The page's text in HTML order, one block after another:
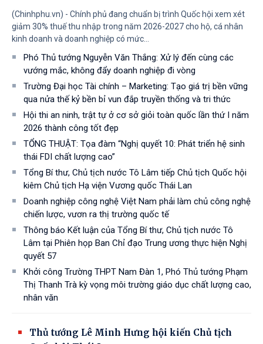
(Chinhphu.vn) - Chính phủ đang chuẩn bị trình Quốc hội xem xét
giảm 30% thuế thu nhập trong năm 2026-2027 cho hộ, cá nhân
kinh doanh và doanh nghiệp có mức...
Phó Thủ tướng Nguyễn Văn Thắng: Xử lý đến cùng các
vướng mắc, không đẩy doanh nghiệp đi vòng
Trường Đại học Tài chính – Marketing: Tạo giá trị bền vững
qua nửa thế kỷ bền bỉ vun đắp truyền thống và tri thức
Hội thi an ninh, trật tự ở cơ sở giỏi toàn quốc lần thứ I năm
2026 thành công tốt đẹp
TỔNG THUẬT: Tọa đàm “Nghị quyết 10: Phát triển hệ sinh
thái FDI chất lượng cao”
Tổng Bí thư, Chủ tịch nước Tô Lâm tiếp Chủ tịch Quốc hội
kiêm Chủ tịch Hạ viện Vương quốc Thái Lan
Doanh nghiệp công nghệ Việt Nam phải làm chủ công nghệ
chiến lược, vươn ra thị trường quốc tế
Thông báo Kết luận của Tổng Bí thư, Chủ tịch nước Tô
Lâm tại Phiên họp Ban Chỉ đạo Trung ương thực hiện Nghị
quyết 57
Khởi công Trường THPT Nam Đàn 1, Phó Thủ tướng Phạm
Thị Thanh Trà kỳ vọng môi trường giáo dục chất lượng cao,
nhân văn
Thủ tướng Lê Minh Hưng hội kiến Chủ tịch